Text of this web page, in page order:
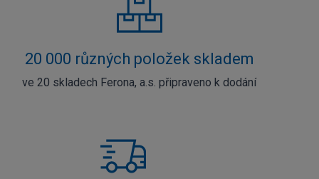
20 000 různých položek skladem
ve 20 skladech Ferona, a.s. připraveno k dodání